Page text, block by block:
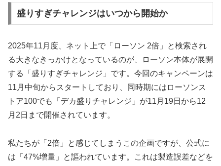
盛りすぎチャレンジはいつから開始か
2025年11月度、ネット上で「ローソン 2倍」と検索され
る大きなきっかけとなっているのが、ローソン本体が展開
する「盛りすぎチャレンジ」です。今回のキャンペーンは
11月中旬からスタートしており、同時期にはローソンス
トア100でも「デカ盛りチャレンジ」が11月19日から12
月2日まで開催されています。
私たちが「2倍」と感じてしまうこの企画ですが、公式に
は「47%増量」と謳われています。これは製造誤差などを